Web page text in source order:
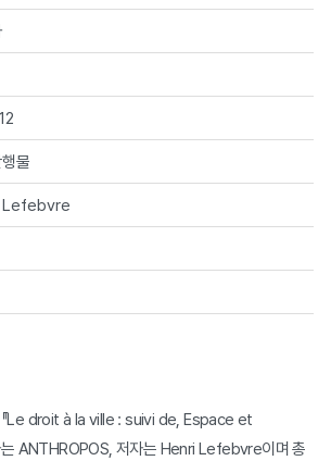
물
Lefebvre
Le droit à la ville : suivi de, Espace et
ANTHROPOS, 저자는 Henri Lefebvre이며 총